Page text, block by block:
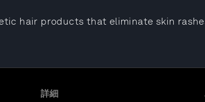
hair products that eliminate skin
詳細